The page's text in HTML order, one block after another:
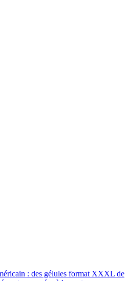
: des gélules format XXXL de